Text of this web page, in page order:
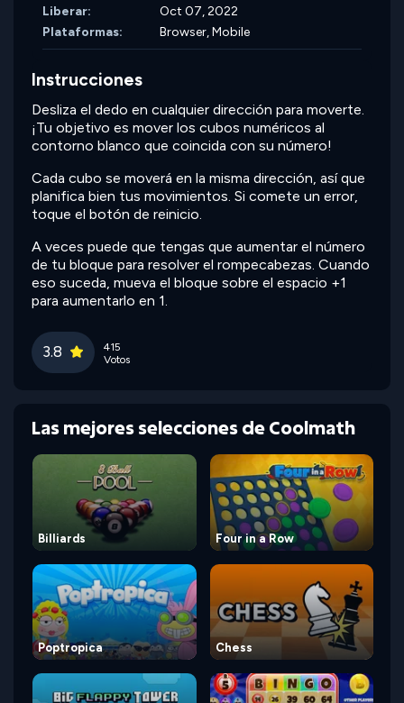
Liberar:
Oct 07, 2022
Plataformas:
Browser, Mobile
Instrucciones
Desliza el dedo en cualquier dirección para moverte.
¡Tu objetivo es mover los cubos numéricos al
contorno blanco que coincida con su número!
Cada cubo se moverá en la misma dirección, así que
planifica bien tus movimientos. Si comete un error,
toque el botón de reinicio.
A veces puede que tengas que aumentar el número
de tu bloque para resolver el rompecabezas. Cuando
eso suceda, mueva el bloque sobre el espacio +1
para aumentarlo en 1.
3.8
415
Votos
Las mejores selecciones de Coolmath
Billiards Four in a Row
Poptropica Chess